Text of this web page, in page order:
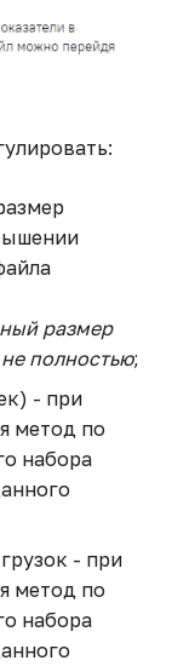
размер
полностью;
- при
метод по
набора
- при
метод по
набора